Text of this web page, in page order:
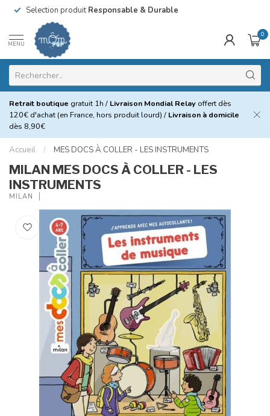
Selection produitResponsable & Durable
MENU
0
Retrait boutique gratuit 1h / Livraison Mondial Relay offert dès
120€ d'achat (en France, hors produit lourd) / Livraison à domicile
dès 8,90€
Accueil / MES DOCS À COLLER - LES INSTRUMENTS
MILAN MES DOCS À COLLER - LES
INSTRUMENTS
MILAN